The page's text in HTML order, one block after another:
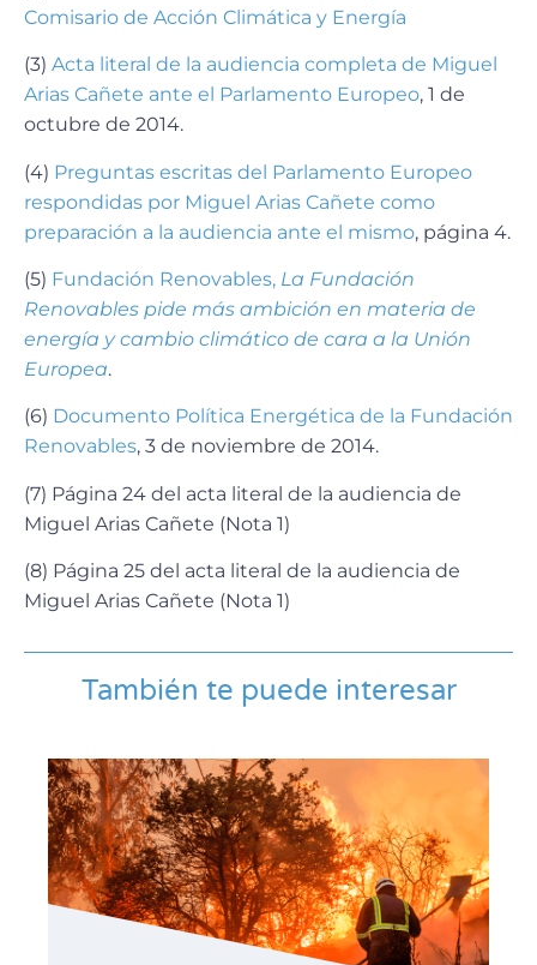
Comisario de Acción Climática y Energía
(3) Acta literal de la audiencia completa de Miguel
Arias Cañete ante el Parlamento Europeo, 1 de
octubre de 2014.
(4) Preguntas escritas del Parlamento Europeo
respondidas por Miguel Arias Cañete como
preparación a la audiencia ante el mismo, página 4.
(5) Fundación Renovables, La Fundación
Renovables pide más ambición en materia de
energía y cambio climático de cara a la Unión
Europea.
(6) Documento Política Energética de la Fundación
Renovables, 3 de noviembre de 2014.
(7) Página 24 del acta literal de la audiencia de
Miguel Arias Cañete (Nota 1)
(8) Página 25 del acta literal de la audiencia de
Miguel Arias Cañete (Nota 1)
También te puede interesar